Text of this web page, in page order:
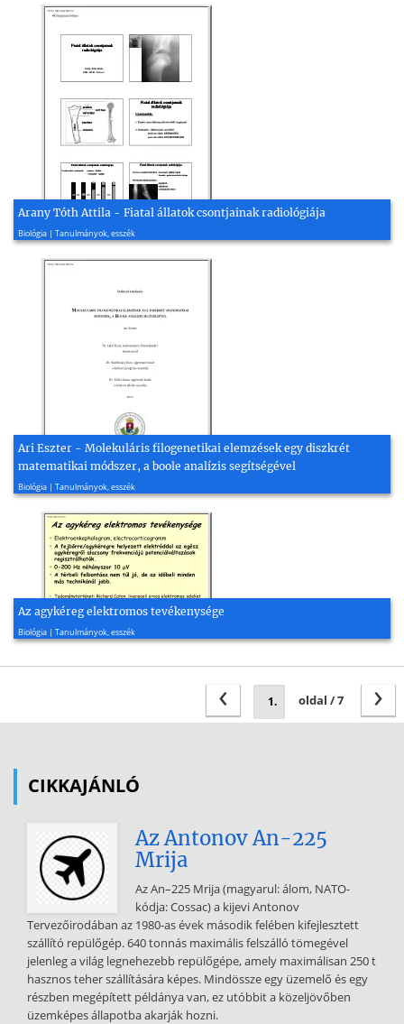
Arany Tóth Attila - Fiatal állatok csontjainak radiológiája
Biológia | Tanulmányok, esszék
2016, 13 oldal
Ari Eszter - Molekuláris filogenetikai elemzések egy diszkrét
matematikai módszer, a boole analízis segítségével
Biológia | Tanulmányok, esszék
2012, 111 oldal
Az agykéreg elektromos tevékenysége
Biológia | Tanulmányok, esszék
2014, 30 oldal
›
oldal / 7
‹
CIKKAJÁNLÓ
Az Antonov An-225
Mrija
Az An–225 Mrija (magyarul: álom, NATO-
kódja: Cossac) a kijevi Antonov
Tervezőirodában az 1980-as évek második felében kifejlesztett
szállító repülőgép. 640 tonnás maximális felszálló tömegével
jelenleg a világ legnehezebb repülőgépe, amely maximálisan 250 t
hasznos teher szállítására képes. Mindössze egy üzemelő és egy
részben megépített példánya van, ez utóbbit a közeljövőben
üzemképes állapotba akarják hozni.